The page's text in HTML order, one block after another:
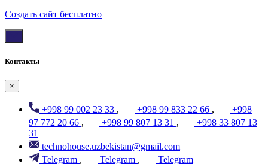
Создать cайт бесплатно
Контакты
×
+998 99 002 23 33 , +998 99 833 22 66 ,
+998
97 772 20 66 , +998 99 807 13 31 ,
+998 33 807 13
31
technohouse.uzbekistan@gmail.com
Telegram , Telegram ,
Telegram